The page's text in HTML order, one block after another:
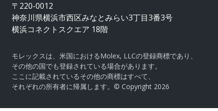
〒220-0012
神奈川県横浜市西区みなとみらい3丁目3番3号
横浜コネクトスクエア 18階
モレックスは、米国におけるMolex, LLCの登録商標であり、
その他の国でも登録されている場合があります。
ここに記載されているその他の商標はすべて、
それぞれの所有者に帰属します。© Copyright 2026